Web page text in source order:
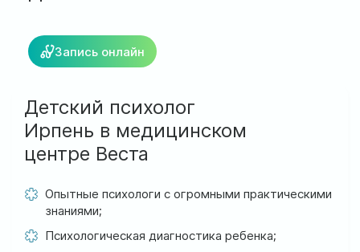
Контакты
Акции
0
ул. Соборная, 128/1, г. Ирпень
Запись онлайн
Детский психолог
Ирпень в медицинском
центре Веста
Опытные психологи с огромными практическими
знаниями;
Психологическая диагностика ребенка;